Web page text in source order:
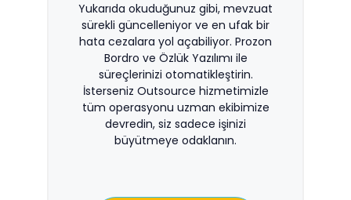
Yukarıda okuduğunuz gibi, mevzuat
sürekli güncelleniyor ve en ufak bir
hata cezalara yol açabiliyor. Prozon
Bordro ve Özlük Yazılımı ile
süreçlerinizi otomatikleştirin.
İsterseniz Outsource hizmetimizle
tüm operasyonu uzman ekibimize
devredin, siz sadece işinizi
büyütmeye odaklanın.